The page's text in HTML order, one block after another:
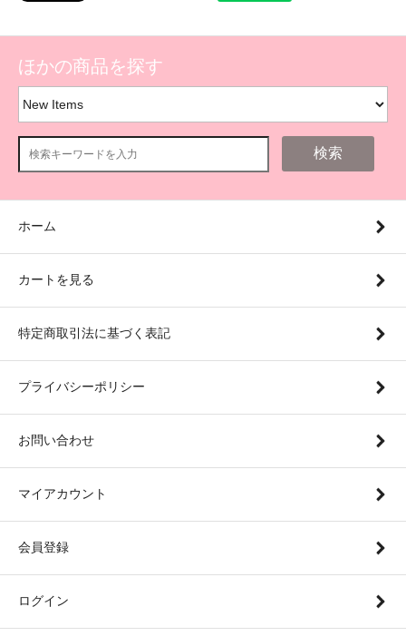
ほかの商品を探す
検索
ホーム
カートを見る
特定商取引法に基づく表記
プライバシーポリシー
お問い合わせ
マイアカウント
会員登録
ログイン